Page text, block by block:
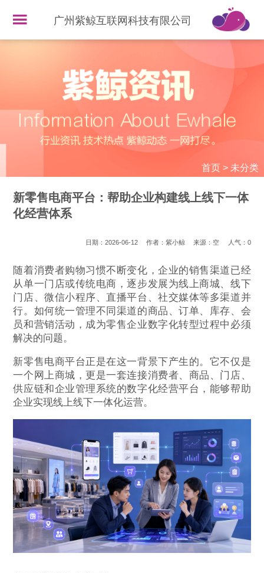
广州紫鲸互联网科技有限公司
首页> 未分类
新零售电商平台：帮助企业构建线上线下一体
化经营体系
日期：2026-06-12 作者：紫小鲸 来源：空 人气： 0
随着消费者购物习惯不断变化，企业的销售渠道已经
从单一门店或传统电商，逐步发展为线上商城、线下
门店、微信小程序、直播平台、社交媒体等多渠道并
行。如何统一管理不同渠道的商品、订单、库存、会
员和营销活动，成为零售企业数字化转型过程中必须
解决的问题。
新零售电商平台正是在这一背景下产生的。它不仅是
一个网上商城，更是一套连接消费者、商品、门店、
供应链和企业管理系统的数字化经营平台，能够帮助
企业实现线上线下一体化运营。